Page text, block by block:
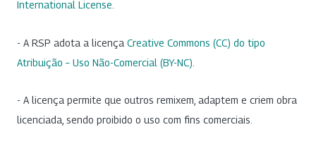
International License
- A RSP adota a licença Creative Commons (CC) do tipo
Atribuição – Uso Não-Comercial (BY-NC)
- A licença permite que outros remixem, adaptem e criem obra
licenciada, sendo proibido o uso com fins comerciais.